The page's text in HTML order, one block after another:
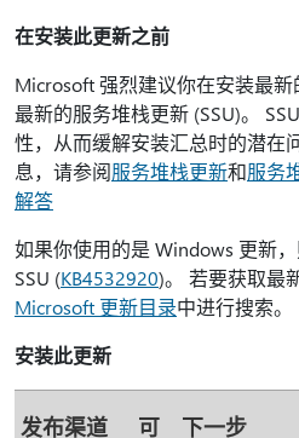
在安装此更新之前
Microsoft 强烈建议你在安装最
最新的服务堆栈更新 (SSU)。
性，从而缓解安装汇总时的潜在
息，请参阅服务堆栈更新和服务
解答
如果你使用的是 Windows 更新
SSU (KB4532920)。 若要获取最
Microsoft 更新目录中进行搜索。
安装此更新
发布渠道 可 下一步